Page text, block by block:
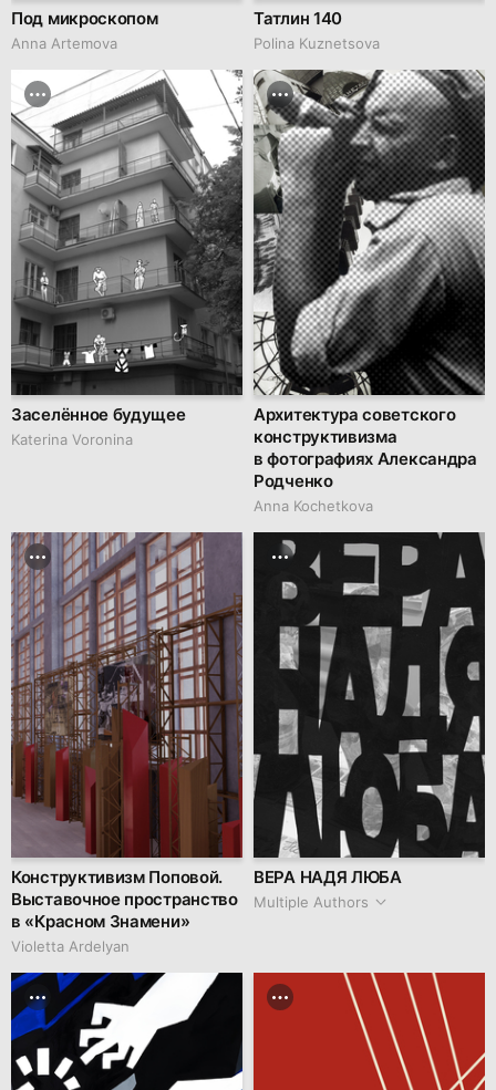
Под микроскопом
Anna Artemova
Татлин 140
Polina Kuznetsova
Заселённое будущее
Katerina Voronina
Архитектура советского
конструктивизма
в фотографиях Александра
Родченко
Anna Kochetkova
Конструктивизм Поповой.
Выставочное пространство
в «Красном Знамени»
Violetta Ardelyan
ВЕРА НАДЯ ЛЮБА
Multiple Authors